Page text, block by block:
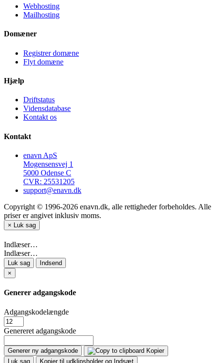
Webhosting
Mailhosting
Domæner
Registrer domæne
Flyt domæne
Hjælp
Driftstatus
Vidensdatabase
Kontakt os
Kontakt
enavn ApS
Mogensensvej 1
5000 Odense C
CVR: 25531205
support@enavn.dk
Copyright © 1996-2026 enavn.dk, alle rettigheder forbeholdes. Alle
priser er angivet inklusiv moms.
× Luk sag
Indlæser…
Indlæser…
Luk sag
Indsend
×
Generer adgangskode
Adgangskodelængde
Genereret adgangskode
Generer ny adgangskode
Kopier
Luk sag
Kopier til udklipsholder og Indsæt